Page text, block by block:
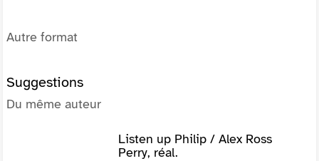
Autre format
Suggestions
Du même auteur
Listen up Philip / Alex Ross
Perry, réal.